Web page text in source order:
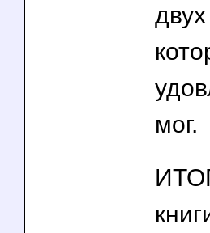
мог.